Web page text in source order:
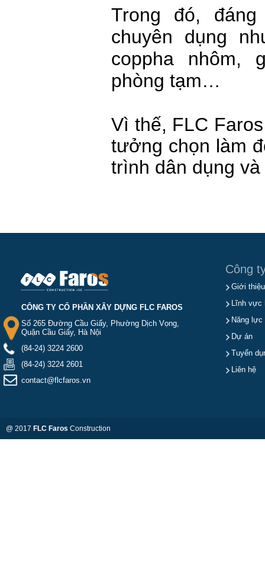
Trong đó,
chuyên dụng
coppha nhôm,
phòng tạm…
Vì thế, FLC
tưởng chọn làm
trình dân dụng
CÔNG TY CỔ PHẦN XÂY DỰNG FLC FAROS
Số 265 Đường Cầu Giấy, Phường Dịch Vọng,
Quận Cầu Giấy, Hà Nội
(84-24) 3224 2600
(84-24) 3224 2601
contact@flcfaros.vn
Công
Giới thiệu
Lĩnh vực
Năng lực
Dự án
Tuyển
Liên hệ
@ 2017 FLC Faros Construction